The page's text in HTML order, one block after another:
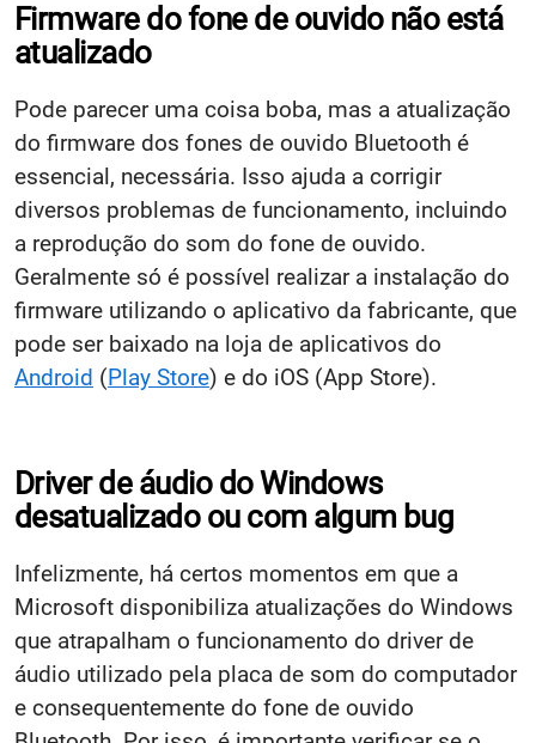
Firmware do fone de ouvido não está
atualizado
Pode parecer uma coisa boba, mas a atualização
do firmware dos fones de ouvido Bluetooth é
essencial, necessária. Isso ajuda a corrigir
diversos problemas de funcionamento, incluindo
a reprodução do som do fone de ouvido.
Geralmente só é possível realizar a instalação do
firmware utilizando o aplicativo da fabricante, que
pode ser baixado na loja de aplicativos do
Android (Play Store) e do iOS (App Store).
Driver de áudio do Windows
desatualizado ou com algum bug
Infelizmente, há certos momentos em que a
Microsoft disponibiliza atualizações do Windows
que atrapalham o funcionamento do driver de
áudio utilizado pela placa de som do computador
e consequentemente do fone de ouvido